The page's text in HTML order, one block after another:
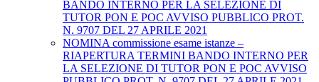
BANDO INTERNO PER LA SELEZIONE DI
TUTOR PON E POC AVVISO PUBBLICO PROT.
N. 9707 DEL 27 APRILE 2021
NOMINA commissione esame istanze –
RIAPERTURA TERMINI BANDO INTERNO PER
LA SELEZIONE DI TUTOR PON E POC AVVISO